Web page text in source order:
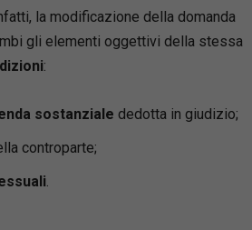
la modificazione della domanda
gli elementi oggettivi della stessa
:
sostanziale dedotta in giudizio;
controparte;